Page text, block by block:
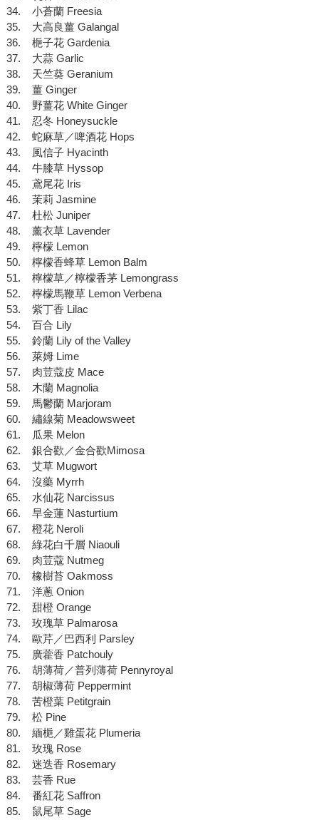
34. 小蒼蘭 Freesia
35. 大高良薑 Galangal
36. 梔子花 Gardenia
37. 大蒜 Garlic
38. 天竺葵 Geranium
39. 薑 Ginger
40. 野薑花 White Ginger
41. 忍冬 Honeysuckle
42. 蛇麻草／啤酒花 Hops
43. 風信子 Hyacinth
44. 牛膝草 Hyssop
45. 鳶尾花 Iris
46. 茉莉 Jasmine
47. 杜松 Juniper
48. 薰衣草 Lavender
49. 檸檬 Lemon
50. 檸檬香蜂草 Lemon Balm
51. 檸檬草／檸檬香茅 Lemongrass
52. 檸檬馬鞭草 Lemon Verbena
53. 紫丁香 Lilac
54. 百合 Lily
55. 鈴蘭 Lily of the Valley
56. 萊姆 Lime
57. 肉荳蔻皮 Mace
58. 木蘭 Magnolia
59. 馬鬱蘭 Marjoram
60. 繡線菊 Meadowsweet
61. 瓜果 Melon
62. 銀合歡／金合歡Mimosa
63. 艾草 Mugwort
64. 沒藥 Myrrh
65. 水仙花 Narcissus
66. 旱金蓮 Nasturtium
67. 橙花 Neroli
68. 綠花白千層 Niaouli
69. 肉荳蔻 Nutmeg
70. 橡樹苔 Oakmoss
71. 洋蔥 Onion
72. 甜橙 Orange
73. 玫瑰草 Palmarosa
74. 歐芹／巴西利 Parsley
75. 廣藿香 Patchouly
76. 胡薄荷／普列薄荷 Pennyroyal
77. 胡椒薄荷 Peppermint
78. 苦橙葉 Petitgrain
79. 松 Pine
80. 緬梔／雞蛋花 Plumeria
81. 玫瑰 Rose
82. 迷迭香 Rosemary
83. 芸香 Rue
84. 番紅花 Saffron
85. 鼠尾草 Sage